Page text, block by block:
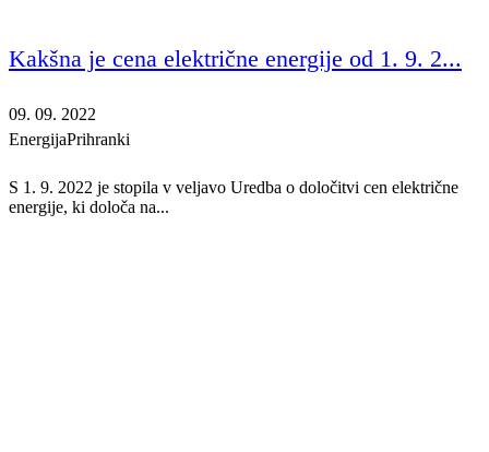
Kakšna je cena električne energije od 1. 9. 2...
09. 09. 2022
EnergijaPrihranki
S 1. 9. 2022 je stopila v veljavo Uredba o določitvi cen električne
energije, ki določa na...